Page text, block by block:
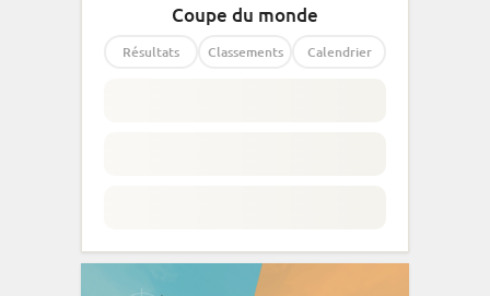
Coupe du monde
Résultats Classements Calendrier